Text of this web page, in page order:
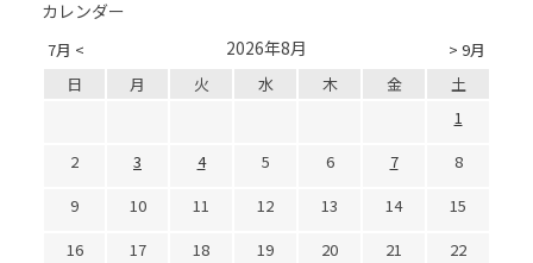
カレンダー
7月 < > 9月
2026年8月
日 月 火 水 木 金
土
1
2
3 4 5 6 7
8
9
10 11 12 13 14
15
16
17 18 19 20 21
22